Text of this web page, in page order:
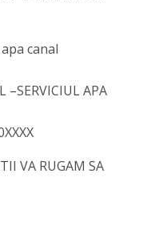
canal
–SERVICIUL APA
VA RUGAM SA